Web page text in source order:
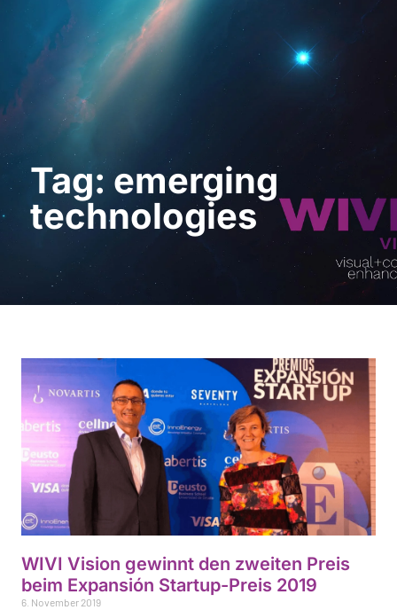
Demo anfordern
Tag: emerging
technologies
WIVI Vision gewinnt den zweiten Preis
beim Expansión Startup-Preis 2019
6. November 2019